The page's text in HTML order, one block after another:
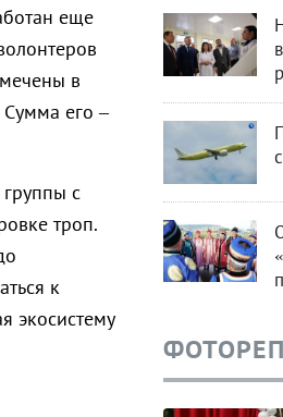
еще
в
его –
с
троп.
к
экосистему